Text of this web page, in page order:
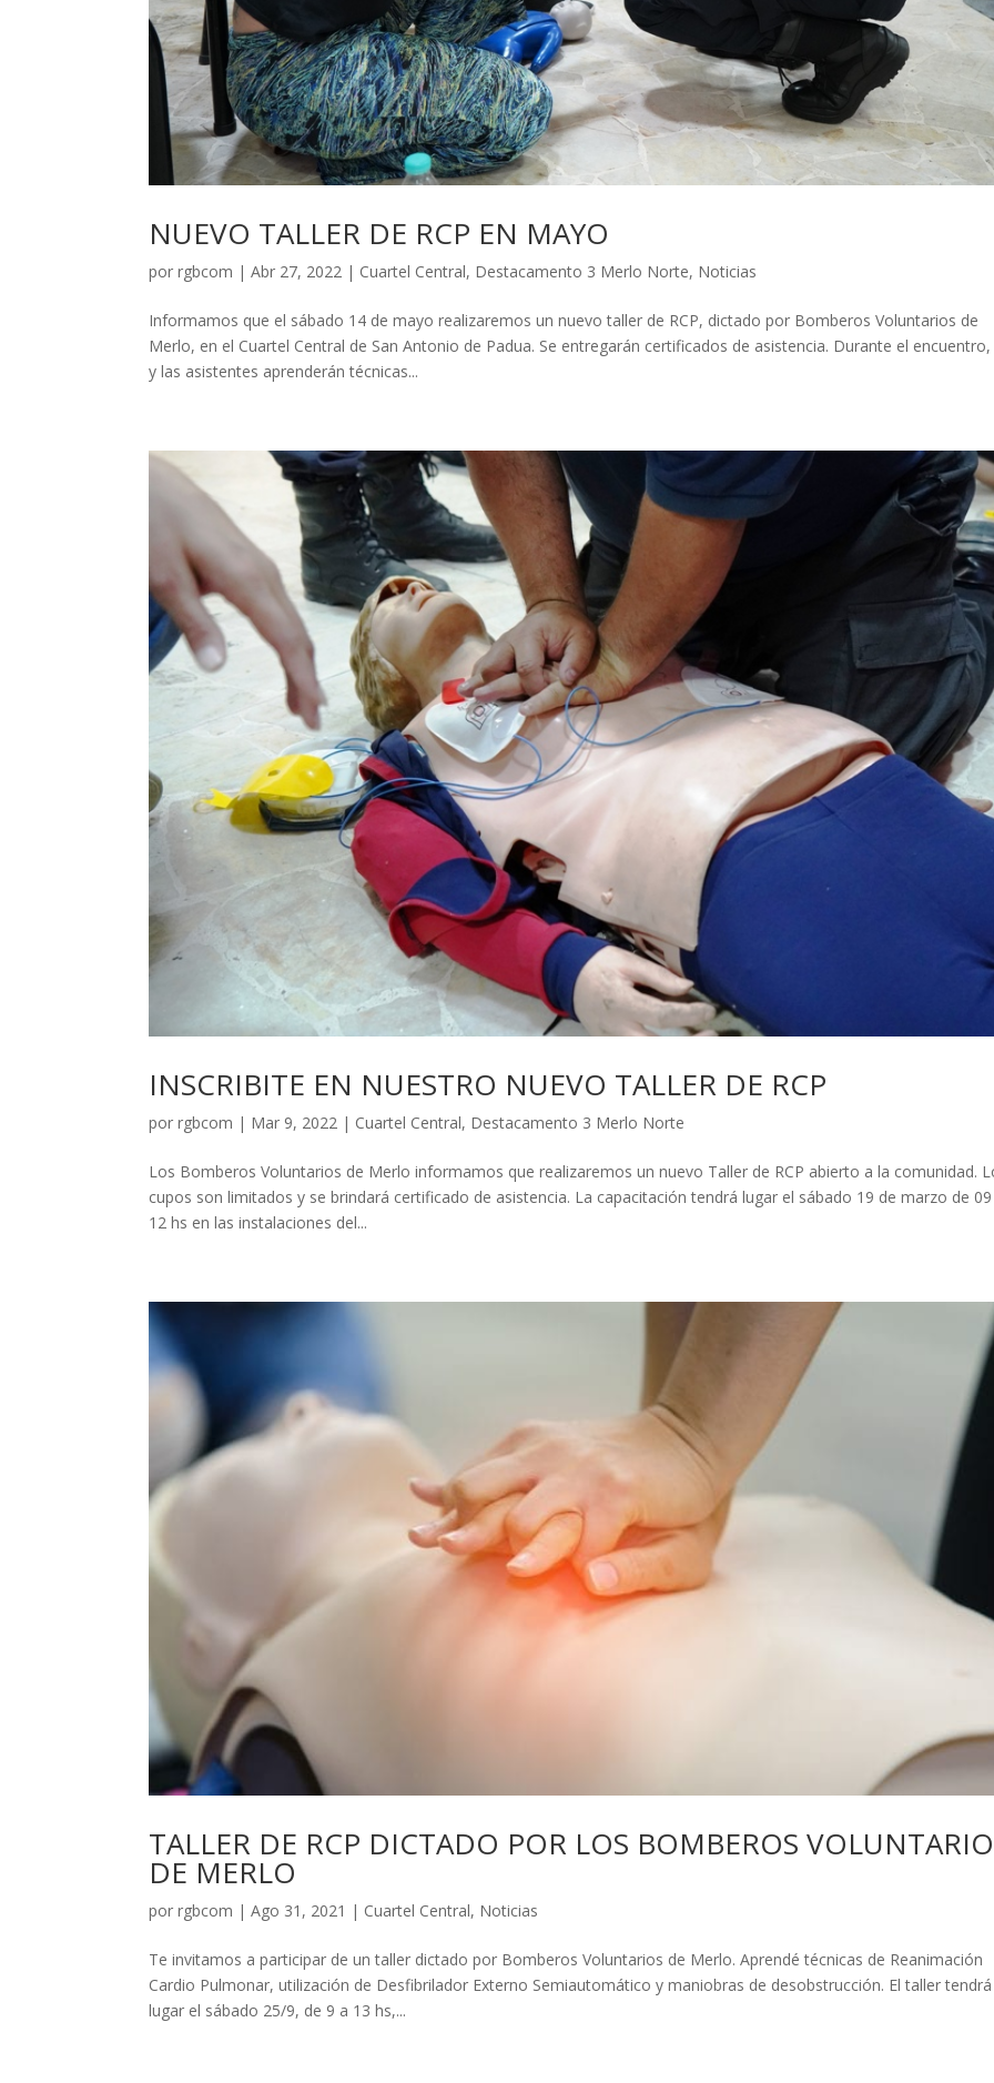
NUEVO TALLER DE RCP EN MAYO
porrgbcom |Abr 27, 2022 | Cuartel Central, Destacamento 3 Merlo Norte, Noticias
Informamos que el sábado 14 de mayo realizaremos un nuevo taller de RCP, dictado por Bomberos Voluntarios de
Merlo, en el Cuartel Central de San Antonio de Padua. Se entregarán certificados de asistencia. Durante el
y las asistentes aprenderán técnicas...
INSCRIBITE EN NUESTRO NUEVO TALLER DE RCP
porrgbcom | Mar 9, 2022 | Cuartel Central, Destacamento 3 Merlo Norte
Los Bomberos Voluntarios de Merlo informamos que realizaremos un nuevo Taller de RCP abierto a la comunidad.
cupos son limitados y se brindará certificado de asistencia. La capacitación tendrá lugar el sábado 19 de marzo de
12 hs en las instalaciones del...
TALLER DE RCP DICTADO POR LOS BOMBEROS
DE MERLO
porrgbcom |Ago 31, 2021 | Cuartel Central, Noticias
Te invitamos a participar de un taller dictado por Bomberos Voluntarios de Merlo. Aprendé técnicas de Reanimación
Cardio Pulmonar, utilización de Desfibrilador Externo Semiautomático y maniobras de desobstrucción. El taller tendrá
lugar el sábado 25/9, de 9 a 13 hs,...